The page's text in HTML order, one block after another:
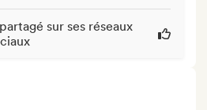
sur ses réseaux